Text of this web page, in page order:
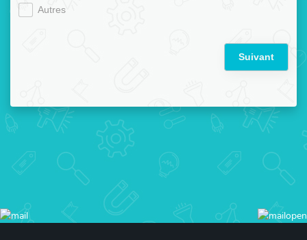
Autres
Suivant